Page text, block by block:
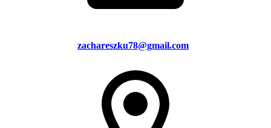
zachareszku78@gmail.com